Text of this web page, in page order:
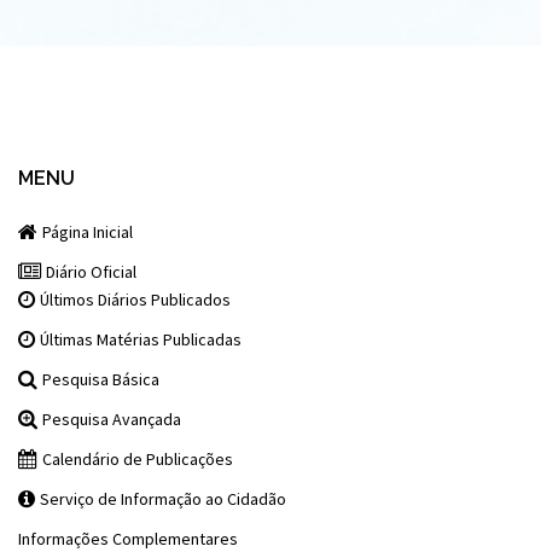
MENU
Página Inicial
Diário Oficial
Últimos Diários Publicados
Últimas Matérias Publicadas
Pesquisa Básica
Pesquisa Avançada
Calendário de Publicações
Serviço de Informação ao Cidadão
Informações Complementares